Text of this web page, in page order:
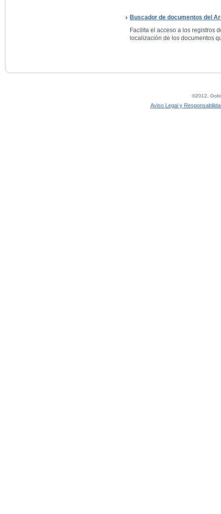
Buscador de documentos del
Facilita el acceso a los registros
localización de los documentos
©2012,
Aviso Legal y